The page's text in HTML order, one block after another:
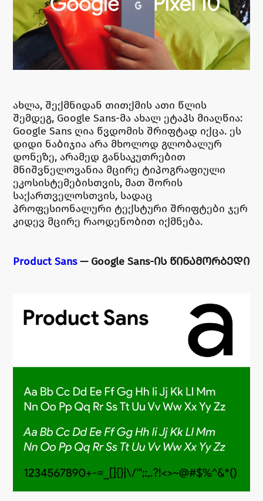
ახლა, შექმნიდან თითქმის ათი წლის
შემდეგ, Google Sans-მა ახალ ეტაპს მიაღწია:
Google Sans ღია წვდომის შრიფტად იქცა. ეს
დიდი ნაბიჯია არა მხოლოდ გლობალურ
დონეზე, არამედ განსაკუთრებით
მნიშვნელოვანია მცირე ტიპოგრაფიული
ეკოსისტემებისთვის, მათ შორის
საქართველოსთვის, სადაც
პროფესიონალური ტექსტური შრიფტები ჯერ
კიდევ მცირე რაოდენობით იქმნება.
Product Sans— Google Sans-ᲘᲡ ᲬᲘᲜᲐᲛᲝᲠᲑᲔᲓᲘ